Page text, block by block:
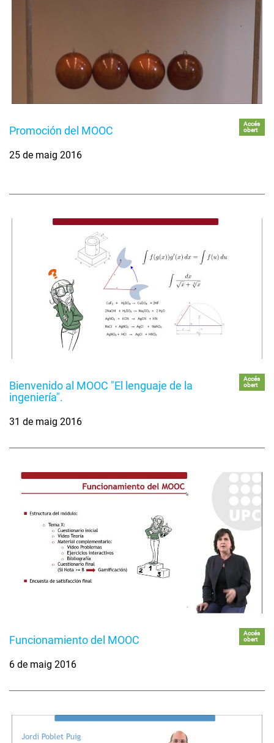
Promoción del MOOC
Accés
obert
25 de maig 2016
Bienvenido al MOOC "El lenguaje de la
ingeniería".
Accés
obert
31 de maig 2016
Funcionamiento del MOOC
Accés
obert
6 de maig 2016